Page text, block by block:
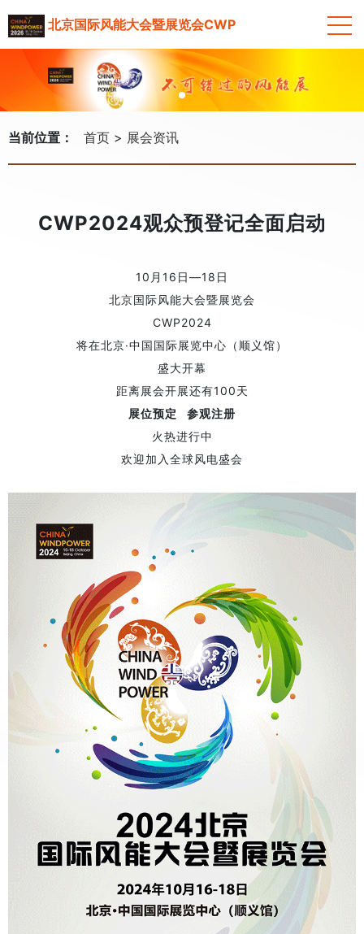
北京国际风能大会暨展览会CWP
当前位置： 首页 展会资讯
CWP2024观众预登记全面启动
10月16日—18日
北京国际风能大会暨展览会
CWP2024
将在北京·中国国际展览中心（顺义馆）
盛大开幕
距离展会开展还有100天
展位预定 参观注册
火热进行中
欢迎加入全球风电盛会